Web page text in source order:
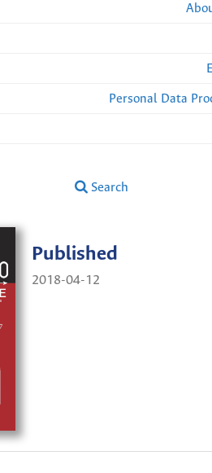
Personal Data
Search
Published
2018-04-12